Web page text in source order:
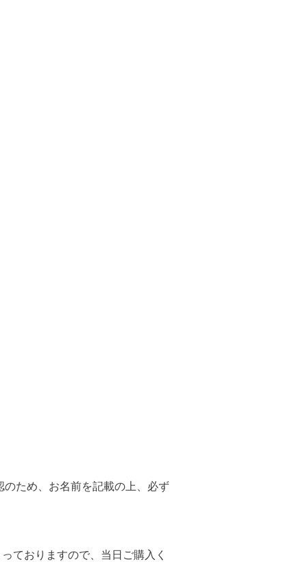
ため、お名前を記載の上、必ず
ておりますので、当日ご購入く